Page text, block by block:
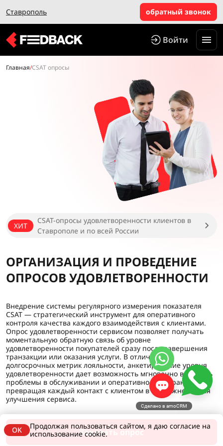
Ставрополь обратный звонок
Войти
Главная/CSAT опросы
ХИТ
CSAT-опросы удовлетворенности клиентов в
Ставрополе и по всей России
ОРГАНИЗАЦИЯ И ПРОВЕДЕНИЕ
ОПРОСОВ УДОВЛЕТВОРЕННОСТИ
Внедрение системы регулярного измерения показателя
CSAT — стратегический инструмент для оперативного
контроля качества каждого взаимодействия с клиентами.
Опрос удовлетворенности сервисом позволяет получать
моментальную обратную связь об уровне
удовлетворенности покупателей сразу после завершения
транзакции или оказания услуги. В отличие от
долгосрочных метрик лояльности, анкетирование уровня
удовлетворенности дает возможность мгновенно выявлять
проблемы в обслуживании и оперативно их устранять,
превращая каждый контакт с клиентом в возможность для
улучшения сервиса.
Заказать опрос
OK
Продолжая пользоваться сайтом, я даю согласие на
использование cookie.
Сделано в amoCRM